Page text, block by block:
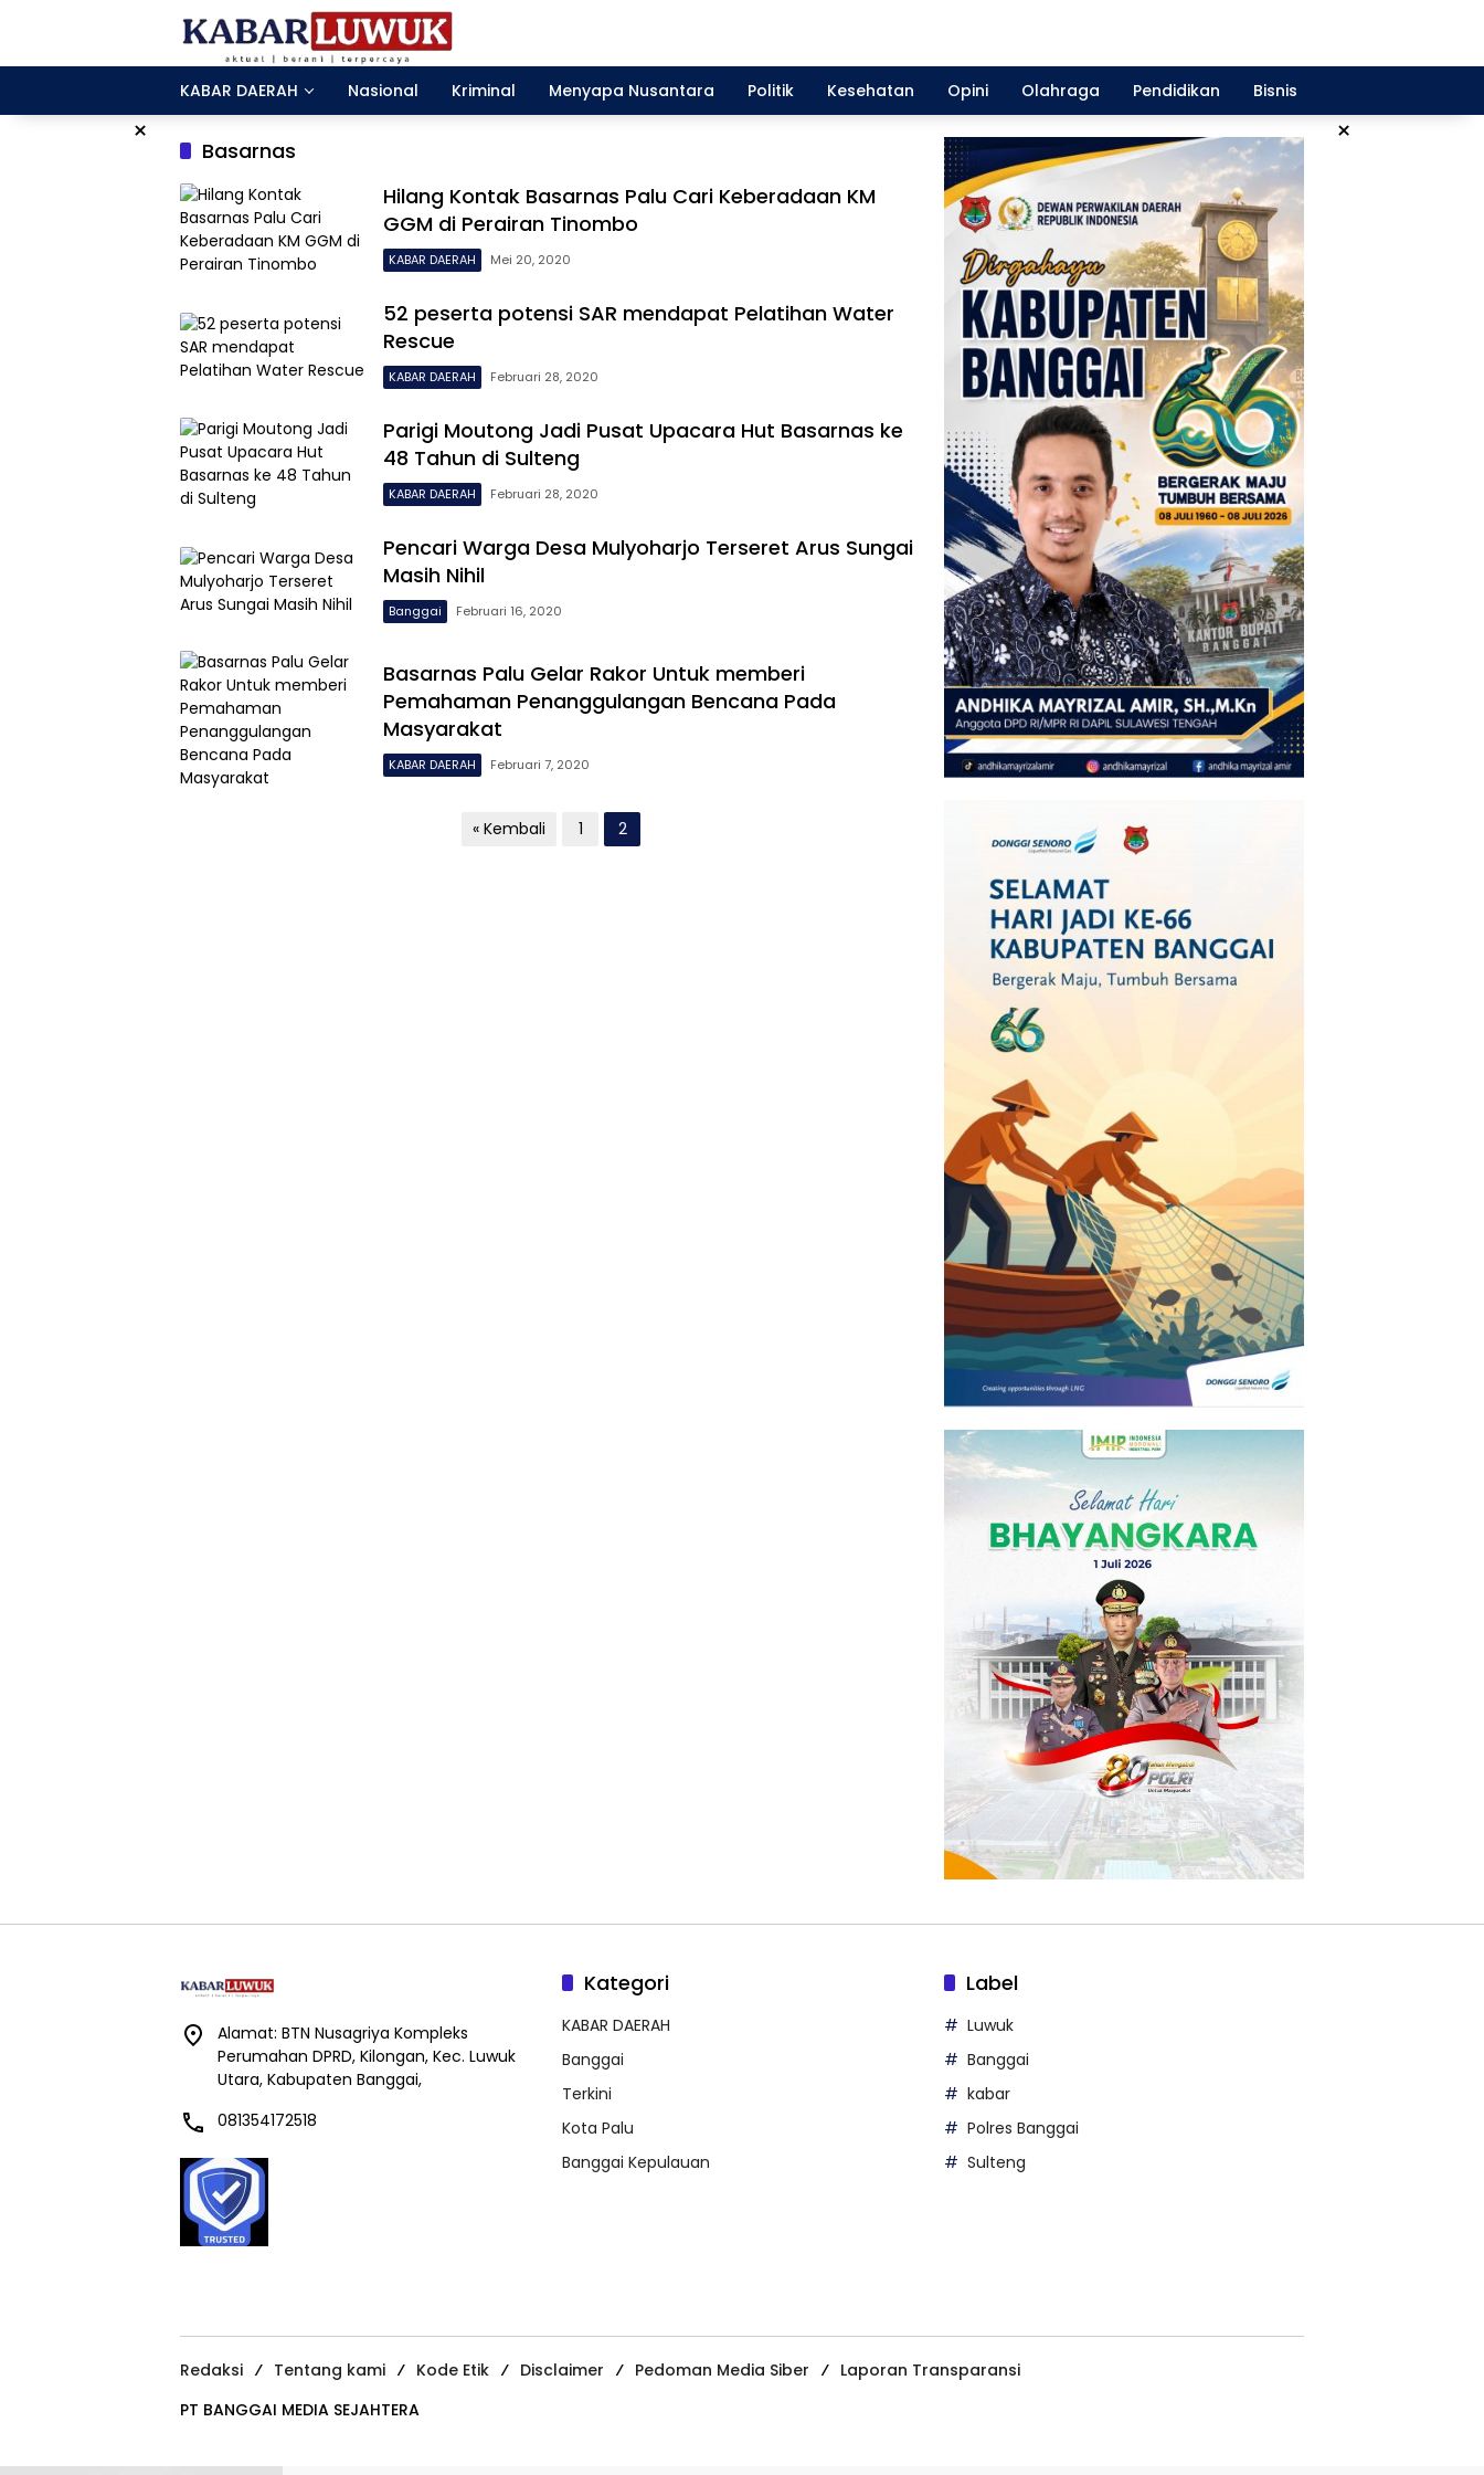
KABAR DAERAH
Nasional Kriminal Menyapa Nusantara Politik Kesehatan Opini Olahraga Pendidikan Bisnis
× ×
Basarnas
Hilang Kontak Basarnas Palu Cari Keberadaan KM
GGM di Perairan Tinombo
KABAR DAERAH Mei 20, 2020
52 peserta potensi SAR mendapat Pelatihan Water
Rescue
KABAR DAERAH Februari 28, 2020
Parigi Moutong Jadi Pusat Upacara Hut Basarnas ke
48 Tahun di Sulteng
KABAR DAERAH Februari 28, 2020
Pencari Warga Desa Mulyoharjo Terseret Arus Sungai
Masih Nihil
Banggai Februari 16, 2020
Basarnas Palu Gelar Rakor Untuk memberi
Pemahaman Penanggulangan Bencana Pada
Masyarakat
KABAR DAERAH Februari 7, 2020
« Kembali 1 2
Alamat: BTN Nusagriya Kompleks
Perumahan DPRD, Kilongan, Kec. Luwuk
Utara, Kabupaten Banggai,
081354172518
Kategori
KABAR DAERAH
Banggai
Terkini
Kota Palu
Banggai Kepulauan
Label
Luwuk
Banggai
kabar
Polres Banggai
Sulteng
Redaksi Tentang kami Kode Etik Disclaimer Pedoman Media Siber
Laporan Transparansi
PT BANGGAI MEDIA SEJAHTERA